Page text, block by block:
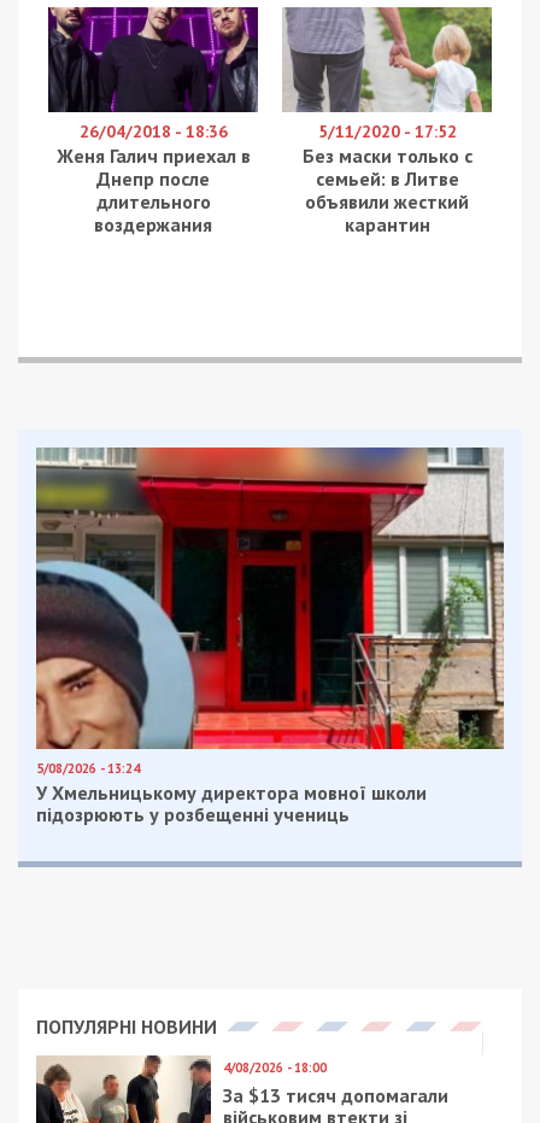
26/04/2018 - 18:36
Женя Галич приехал в
Днепр после
длительного
воздержания
5/11/2020 - 17:52
Без маски только с
семьей: в Литве
объявили жесткий
карантин
5/08/2026 - 13:24
У Хмельницькому директора мовної школи
підозрюють у розбещенні учениць
ПОПУЛЯРНІ НОВИНИ
4/08/2026 - 18:00
За $13 тисяч допомагали
військовим втекти зі